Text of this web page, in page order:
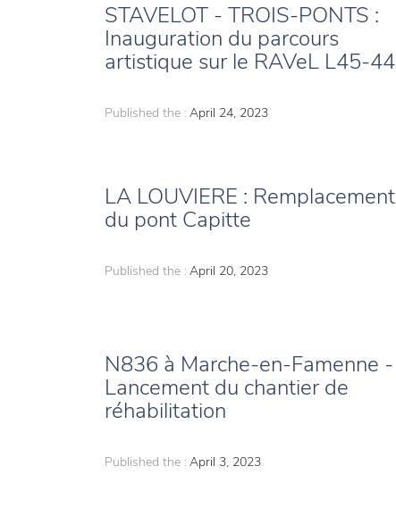
STAVELOT - TROIS-PONTS :
Inauguration du parcours
artistique sur le RAVeL L45-
Published the : April 24, 2023
LA LOUVIERE : Remplacement
du pont Capitte
Published the : April 20, 2023
N836 à Marche-en-Famenne -
Lancement du chantier de
réhabilitation
Published the : April 3, 2023